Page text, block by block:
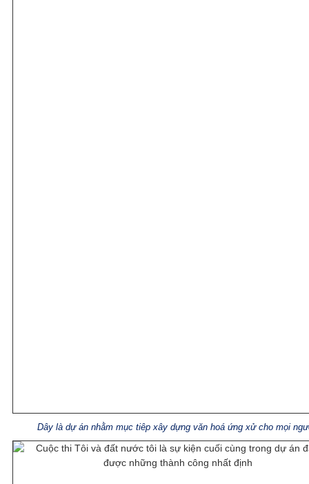
Dây là dự án nhằm mục tiêp xây dựng văn hoá ứng xử cho mọi